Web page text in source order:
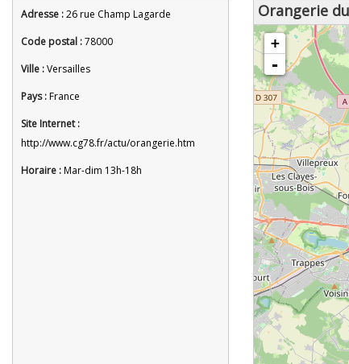
Adresse :26 rue Champ Lagarde
Code postal :78000
Ville :Versailles
Pays :France
Site Internet :
http://www.cg78.fr/actu/orangerie.htm
Horaire :Mar-dim 13h-18h
Orangerie
chargement de la carte -
+
-